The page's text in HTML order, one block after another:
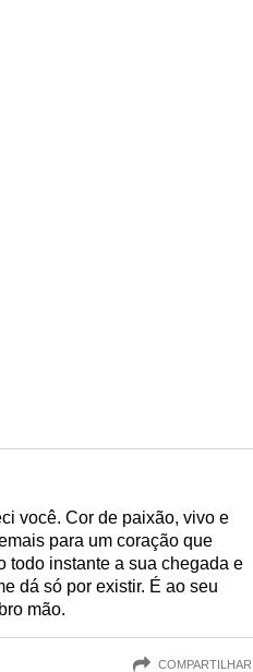
você. Cor de paixão, vivo e
para um coração que
todo instante a sua chegada e
dá só por existir. É ao seu
mão.
COMPARTILHAR